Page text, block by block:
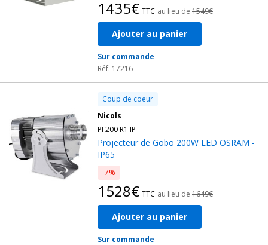
1435€ TTC au lieu de 1549€
Ajouter au panier
Sur commande
Réf. 17216
Coup de coeur
Nicols
PI 200 R1 IP
Projecteur de Gobo 200W LED OSRAM -
IP65
-7%
1528€ TTC au lieu de 1649€
Ajouter au panier
Sur commande